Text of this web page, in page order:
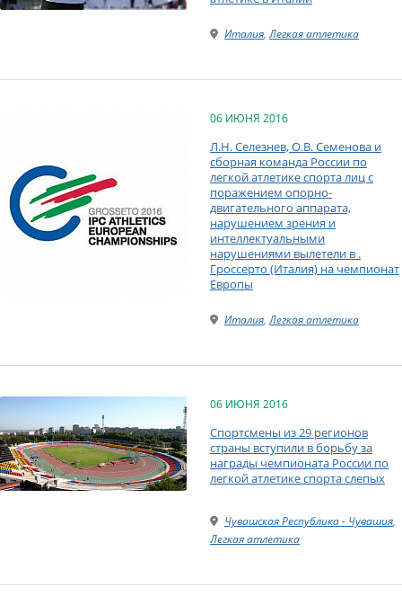
Италия,Легкая атлетика
06 ИЮНЯ 2016
Л.Н. Селезнев, О.В. Семенова и
сборная команда России по
легкой атлетике спорта лиц с
поражением опорно-
двигательного аппарата,
нарушением зрения и
интеллектуальными
нарушениями вылетели в .
Гроссерто (Италия) на чемпионат
Европы
Италия,Легкая атлетика
06 ИЮНЯ 2016
Спортсмены из 29 регионов
страны вступили в борьбу за
награды чемпионата России по
легкой атлетике спорта слепых
Чувашская Республика - Чувашия,
Легкая атлетика